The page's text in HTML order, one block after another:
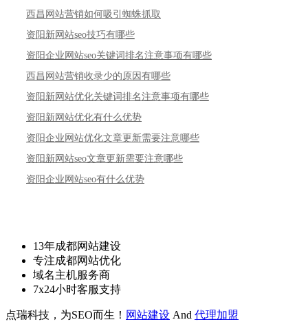
西昌网站营销如何吸引蜘蛛抓取
资阳新网站seo技巧有哪些
资阳企业网站seo关键词排名注意事项有哪些
西昌网站营销收录少的原因有哪些
资阳新网站优化关键词排名注意事项有哪些
资阳新网站优化有什么优势
资阳企业网站优化文章更新需要注意哪些
资阳新网站seo文章更新需要注意哪些
资阳企业网站seo有什么优势
13年成都网站建设
专注成都网站优化
域名主机服务商
7x24小时客服支持
点瑞科技，为SEO而生！ 网站建设 And 代理加盟